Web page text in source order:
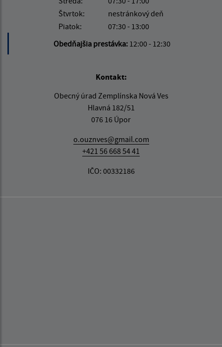
Štvrtok:
nestránkový deň
Piatok:
07:30 - 13:00
Obedňajšia prestávka: 12:00 - 12:30
Kontakt:
Obecný úrad Zemplínska Nová Ves
Hlavná 182/51
076 16 Úpor
o.ouznves@gmail.com
+421 56 668 54 41
IČO: 00332186